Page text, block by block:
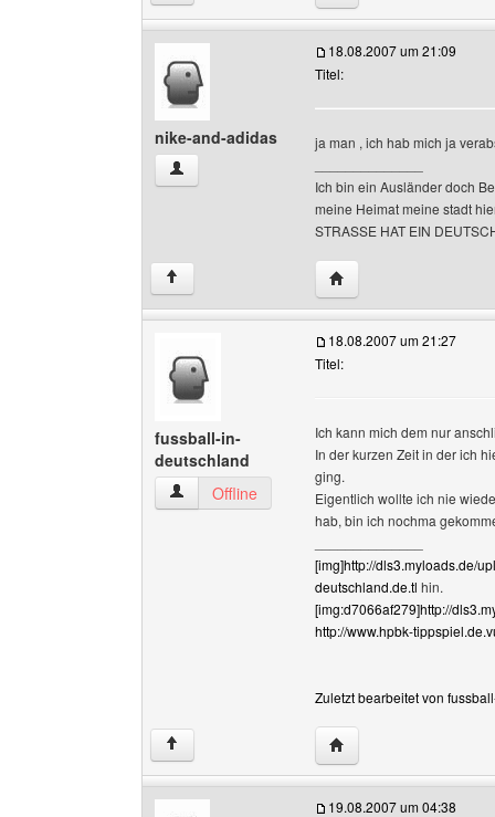
nike-and-adidas
nike-and-adidas Benutzer-Profile anzeigen
18.08.2007 um 21:09
Titel:
ja man , ich hab mich ja
Ich bin ein Ausländer doch
meine Heimat meine stadt
STRASSE HAT EIN
↑ Website dieses
fussball-in-
deutschland
fussball-in-deutschland Benutzer-Profile
Offline
18.08.2007 um 21:27
Titel:
Ich kann mich dem nur
In der kurzen Zeit in der ich
ging.
Eigentlich wollte ich nie
hab, bin ich nochma
[img]http://dls3.myloads.de/
deutschland.de.tl hin.
[img:d7066af279]http://
http://www.hpbk-
Zuletzt bearbeitet von
↑ Website dieses
19.08.2007 um 04:38